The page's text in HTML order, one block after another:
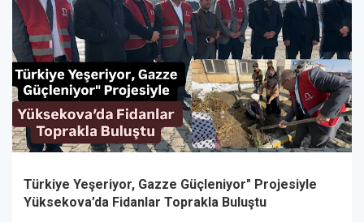
Türkiye Yeşeriyor, Gazze Güçleniyor" Projesiyle
Yüksekova’da Fidanlar Toprakla Buluştu